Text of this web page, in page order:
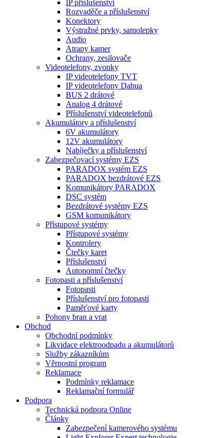
IP příslušenství
Rozvaděče a příslušenství
Konektory
Výstražné prvky, samolepky
Audio
Atrapy kamer
Ochrany, zesilovače
Videotelefony, zvonky
IP videotelefony TVT
IP videotelefony Dahua
BUS 2 drátové
Analog 4 drátové
Příslušenství videotelefonů
Akumulátory a příslušenství
6V akumulátory
12V akumulátory
Nabíječky a příslušenství
Zabezpečovací systémy EZS
PARADOX systém EZS
PARADOX bezdrátové EZS
Komunikátory PARADOX
DSC systém
Bezdrátové systémy EZS
GSM komunikátory
Přístupové systémy
Přístupové systémy
Kontrolery
Čtečky karet
Příslušenství
Autonomní čtečky
Fotopasti a příslušenství
Fotopasti
Příslušenství pro fotopasti
Paměťové karty
Pohony bran a vrat
Obchod
Obchodní podmínky
Likvidace elektroodpadu a akumulátorů
Služby zákazníkům
Věrnostní program
Reklamace
Podmínky reklamace
Reklamační formulář
Podpora
Technická podpora Online
Články
Zabezpečení kamerového systému